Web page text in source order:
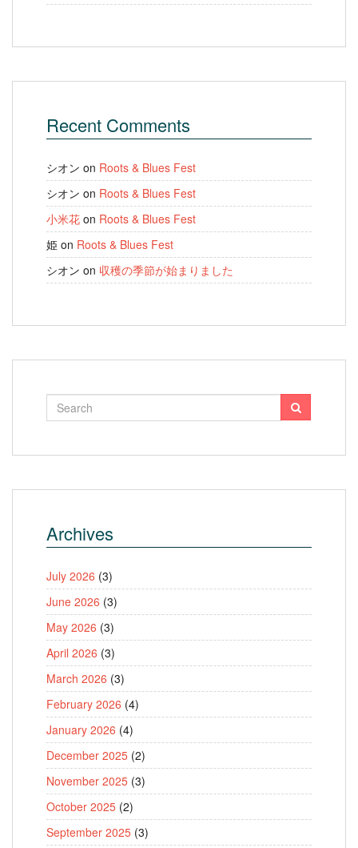
Recent Comments
シオン on Roots & Blues Fest
シオン on Roots & Blues Fest
小米花 on Roots & Blues Fest
姫 on Roots & Blues Fest
シオン on 収穫の季節が始まりました
Archives
July 2026 (3)
June 2026 (3)
May 2026 (3)
April 2026 (3)
March 2026 (3)
February 2026 (4)
January 2026 (4)
December 2025 (2)
November 2025 (3)
October 2025 (2)
September 2025 (3)